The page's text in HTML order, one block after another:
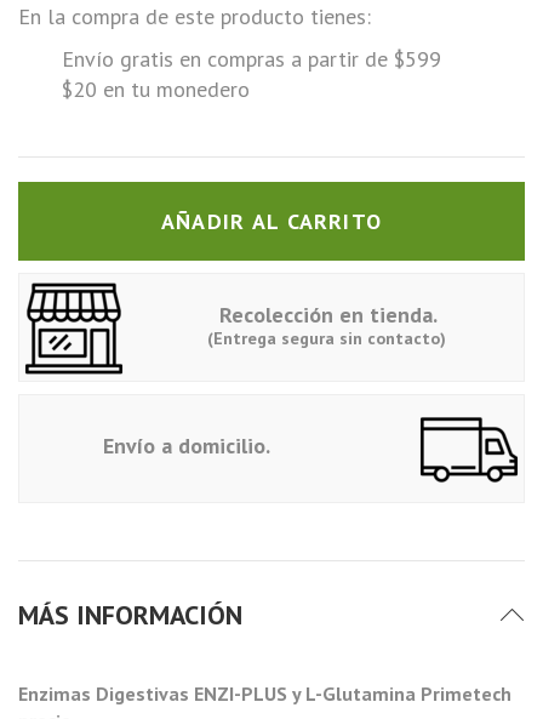
En la compra de este producto tienes:
Envío gratis en compras a partir de $599
$20 en tu monedero
AÑADIR AL CARRITO
Recolección en tienda.
(Entrega segura sin contacto)
Envío a domicilio.
MÁS INFORMACIÓN
Enzimas Digestivas ENZI-PLUS y L-Glutamina Primetech